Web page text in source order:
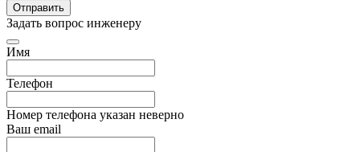
Отправить
Задать вопрос инженеру
Имя
Телефон
Номер телефона указан неверно
Ваш email